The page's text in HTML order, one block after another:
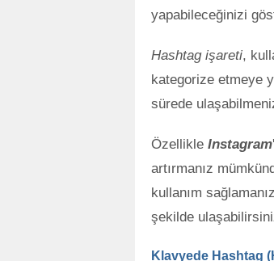
yapabileceğinizi
Hashtag işareti,
kategorize etmeye
sürede
Özellikle Instagram
artırmanız
kullanım
şekilde
Klavyede Hashtag